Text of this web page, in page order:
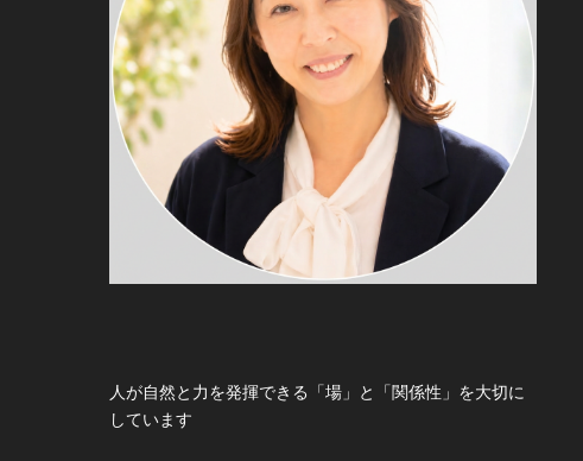
人が自然と力を発揮できる「場」と「関係性」を大切に
しています